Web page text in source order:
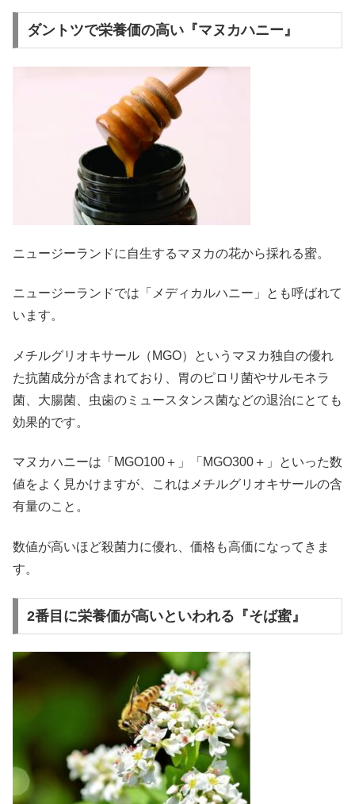
ダントツで栄養価の高い『マヌカハニー』
ニュージーランドに自生するマヌカの花から採れる蜜。
ニュージーランドでは「メディカルハニー」とも呼ばれて
います。
メチルグリオキサール（MGO）というマヌカ独自の優れ
た抗菌成分が含まれており、胃のピロリ菌やサルモネラ
菌、大腸菌、虫歯のミュースタンス菌などの退治にとても
効果的です。
マヌカハニーは「MGO100＋」「MGO300＋」といった数
値をよく見かけますが、これはメチルグリオキサールの含
有量のこと。
数値が高いほど殺菌力に優れ、価格も高価になってきま
す。
2番目に栄養価が高いといわれる『そば蜜』